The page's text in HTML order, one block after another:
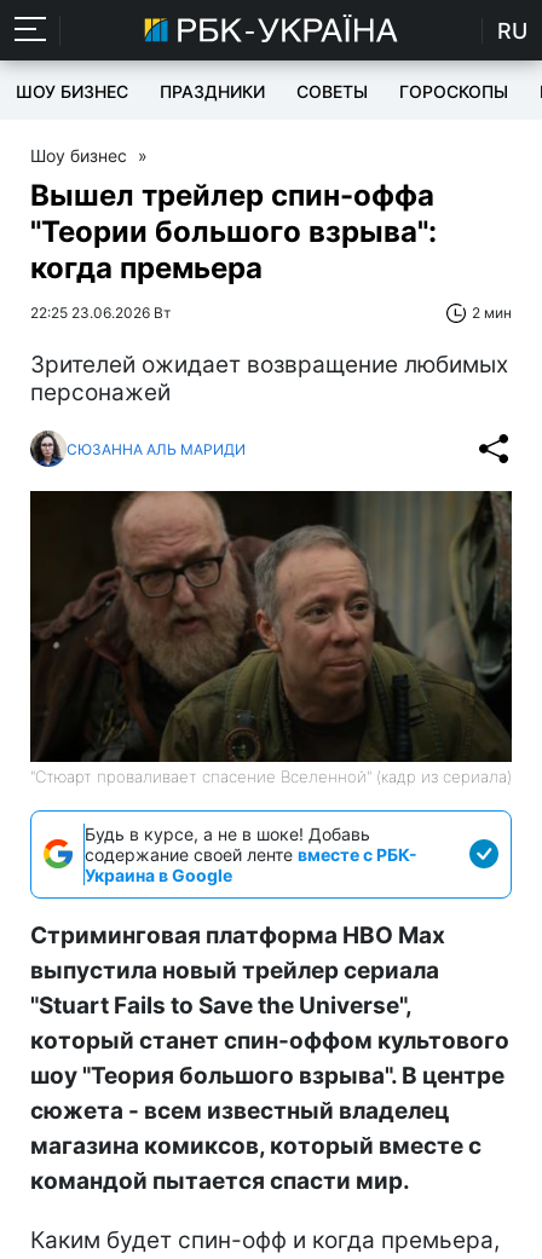
RU
ШОУ БИЗНЕС ПРАЗДНИКИ СОВЕТЫ ГОРОСКОПЫ
Шоу бизнес »
Вышел трейлер спин-оффа
"Теории большого взрыва":
когда премьера
22:25 23.06.2026 Вт 2 мин
Зрителей ожидает возвращение любимых
персонажей
СЮЗАННА АЛЬ МАРИДИ
"Стюарт проваливает спасение Вселенной" (кадр из сериала)
Будь в курсе, а не в шоке! Добавь
содержание своей ленте вместе с РБК-
Украина в Google
Стриминговая платформа HBO Max
выпустила новый трейлер сериала
"Stuart Fails to Save the Universe",
который станет спин-оффом культового
шоу "Теория большого взрыва". В центре
сюжета - всем известный владелец
магазина комиксов, который вместе с
командой пытается спасти мир.
Каким будет спин-офф и когда премьера,